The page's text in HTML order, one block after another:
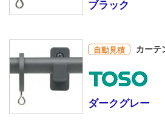
ブラック
自動見積 カーテ
ダークグレー